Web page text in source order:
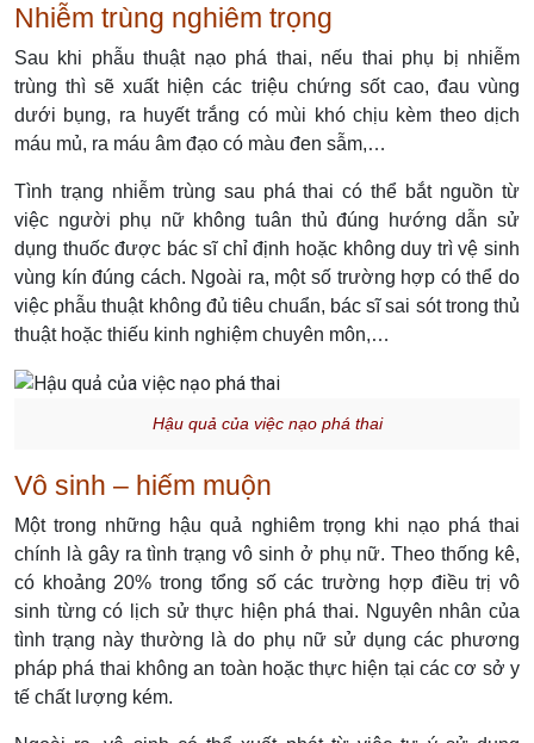
Nhiễm trùng nghiêm trọng
Sau khi phẫu thuật nạo phá thai, nếu thai phụ bị nhiễm
trùng thì sẽ xuất hiện các triệu chứng sốt cao, đau vùng
dưới bụng, ra huyết trắng có mùi khó chịu kèm theo dịch
máu mủ, ra máu âm đạo có màu đen sẫm,…
Tình trạng nhiễm trùng sau phá thai có thể bắt nguồn từ
việc người phụ nữ không tuân thủ đúng hướng dẫn sử
dụng thuốc được bác sĩ chỉ định hoặc không duy trì vệ sinh
vùng kín đúng cách. Ngoài ra, một số trường hợp có thể do
việc phẫu thuật không đủ tiêu chuẩn, bác sĩ sai sót trong thủ
thuật hoặc thiếu kinh nghiệm chuyên môn,…
Hậu quả của việc nạo phá thai
Vô sinh – hiếm muộn
Một trong những hậu quả nghiêm trọng khi nạo phá thai
chính là gây ra tình trạng vô sinh ở phụ nữ. Theo thống kê,
có khoảng 20% trong tổng số các trường hợp điều trị vô
sinh từng có lịch sử thực hiện phá thai. Nguyên nhân của
tình trạng này thường là do phụ nữ sử dụng các phương
pháp phá thai không an toàn hoặc thực hiện tại các cơ sở y
tế chất lượng kém.